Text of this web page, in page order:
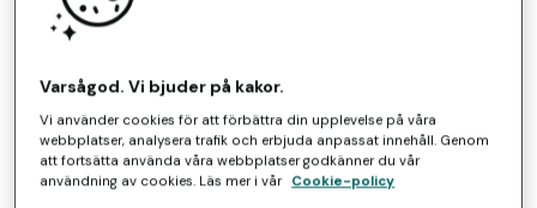
Vad innebär inkassotjänster för
ditt företag?
Varsågod. Vi bjuder på kakor.
Vi använder cookies för att förbättra din upplevelse på våra
webbplatser, analysera trafik och erbjuda anpassat innehåll. Genom
att fortsätta använda våra webbplatser godkänner du vår
användning av cookies. Läs mer i vår Cookie-policy